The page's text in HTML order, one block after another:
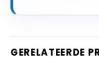
GERELATEERDE